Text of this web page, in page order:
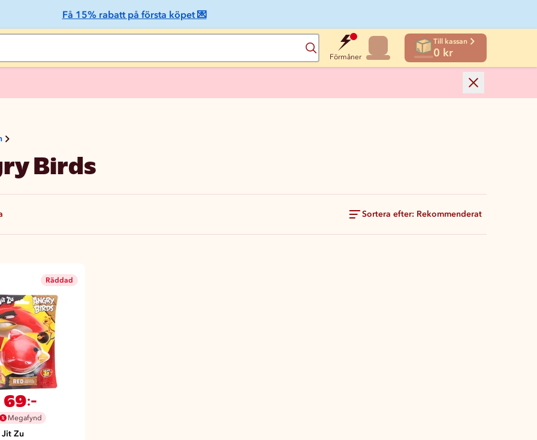
Få 15% rabatt på första köpet 💌
Sök
Förmåner
Till kassan
0 kr
Birds
Sortera efter: Rekommenderat
Räddad
69:-
Megafynd
Jit Zu